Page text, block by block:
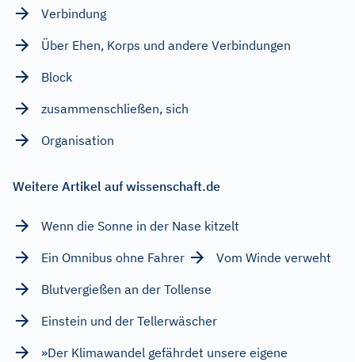
Verbindung
Über Ehen, Korps und andere Verbindungen
Block
zusammenschließen, sich
Organisation
Weitere Artikel auf wissenschaft.de
Wenn die Sonne in der Nase kitzelt
Ein Omnibus ohne Fahrer
Vom Winde verweht
Blutvergießen an der Tollense
Einstein und der Tellerwäscher
»Der Klimawandel gefährdet unsere eigene